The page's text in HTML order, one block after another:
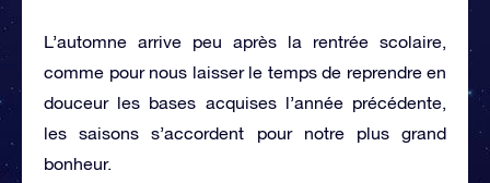
L’automne arrive peu après la rentrée scolaire,
comme pour nous laisser le temps de reprendre en
douceur les bases acquises l’année précédente,
les saisons s’accordent pour notre plus grand
bonheur.